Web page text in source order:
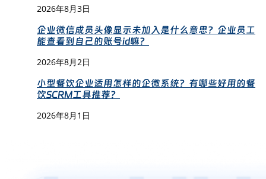
2026年8月3日
企业微信成员头像显示未加入是什么意思？企业员工
能查看到自己的账号id嘛？
2026年8月2日
小型餐饮企业适用怎样的企微系统？有哪些好用的餐
饮SCRM工具推荐？
2026年8月1日